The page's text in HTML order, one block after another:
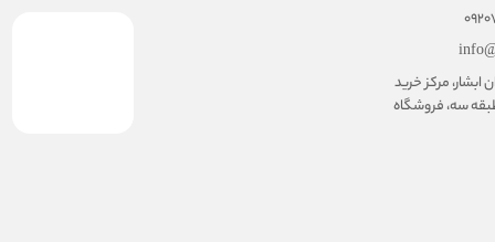
مرکز خرید
سه، فروشگاه